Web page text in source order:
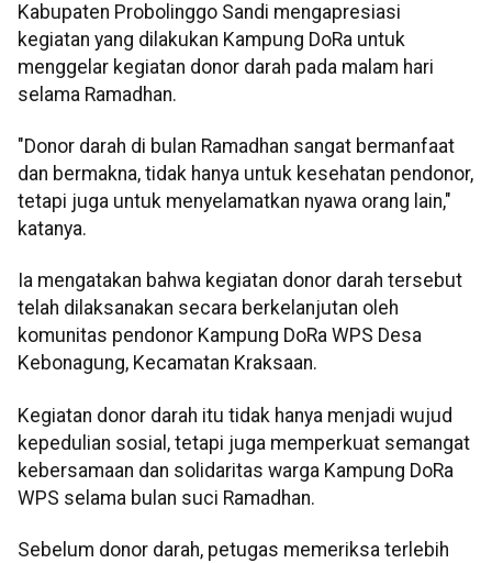
Kabupaten Probolinggo Sandi mengapresiasi
kegiatan yang dilakukan Kampung DoRa untuk
menggelar kegiatan donor darah pada malam hari
selama Ramadhan.
"Donor darah di bulan Ramadhan sangat bermanfaat
dan bermakna, tidak hanya untuk kesehatan pendonor,
tetapi juga untuk menyelamatkan nyawa orang lain,"
katanya.
Ia mengatakan bahwa kegiatan donor darah tersebut
telah dilaksanakan secara berkelanjutan oleh
komunitas pendonor Kampung DoRa WPS Desa
Kebonagung, Kecamatan Kraksaan.
Kegiatan donor darah itu tidak hanya menjadi wujud
kepedulian sosial, tetapi juga memperkuat semangat
kebersamaan dan solidaritas warga Kampung DoRa
WPS selama bulan suci Ramadhan.
Sebelum donor darah, petugas memeriksa terlebih